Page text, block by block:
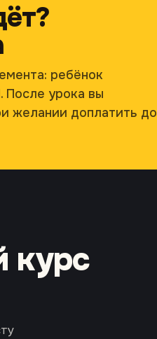
ребёнок
После урока вы
желании доплатить до
курс